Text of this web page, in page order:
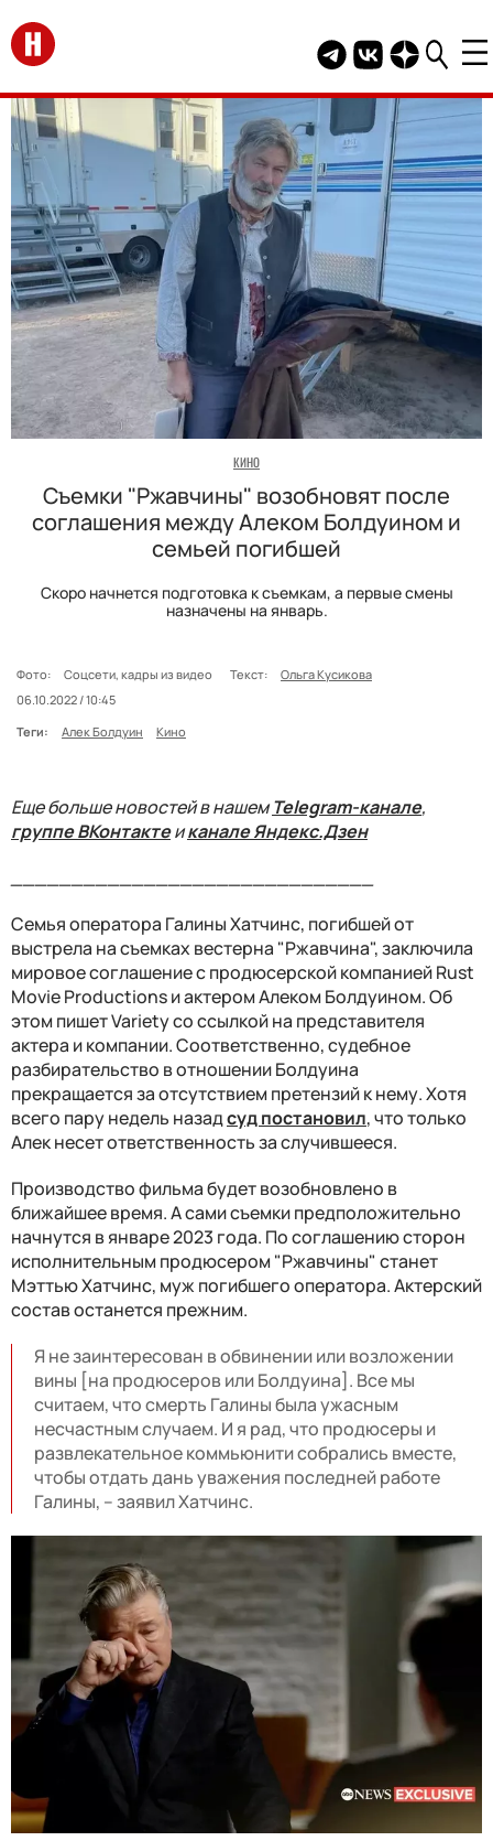
Перейти на главную
Telegram канал
Группа HELLO
Канал
КИНО
Съемки "Ржавчины" возобновят после
соглашения между Алеком Болдуином и
семьей погибшей
Скоро начнется подготовка к съемкам, а первые смены
назначены на январь.
Фото: Соцсети, кадры из видео Текст:
Ольга Кусикова
06.10.2022 / 10:45
Теги:
Алек Болдуин Кино
Еще больше новостей в нашемTelegram-канале,
группе ВКонтактеиканале Яндекс.Дзен
Семья оператора Галины Хатчинс, погибшей от
выстрела на съемках вестерна "Ржавчина", заключила
мировое соглашение с продюсерской компанией Rust
Movie Productions и актером Алеком Болдуином. Об
этом пишет Variety со ссылкой на представителя
актера и компании. Соответственно, судебное
разбирательство в отношении Болдуина
прекращается за отсутствием претензий к нему. Хотя
всего пару недель назадсуд постановил, что только
Алек несет ответственность за случившееся.
Производство фильма будет возобновлено в
ближайшее время. А сами съемки предположительно
начнутся в январе 2023 года. По соглашению сторон
исполнительным продюсером "Ржавчины" станет
Мэттью Хатчинс, муж погибшего оператора. Актерский
состав останется прежним.
Я не заинтересован в обвинении или возложении
вины [на продюсеров или Болдуина]. Все мы
считаем, что смерть Галины была ужасным
несчастным случаем. И я рад, что продюсеры и
развлекательное коммьюнити собрались вместе,
чтобы отдать дань уважения последней работе
Галины, – заявил Хатчинс.